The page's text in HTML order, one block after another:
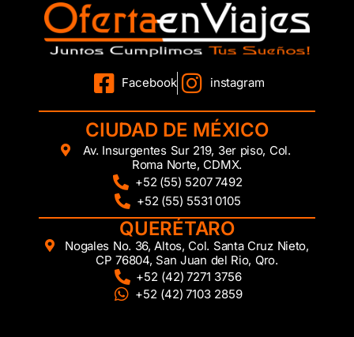
Facebook instagram
CIUDAD DE MÉXICO
Av. Insurgentes Sur 219, 3er piso, Col.
Roma Norte, CDMX.
+52 (55) 5207 7492
+52 (55) 5531 0105
QUERÉTARO
Nogales No. 36, Altos, Col. Santa Cruz Nieto,
CP 76804, San Juan del Rio, Qro.
+52 (42) 7271 3756
+52 (42) 7103 2859